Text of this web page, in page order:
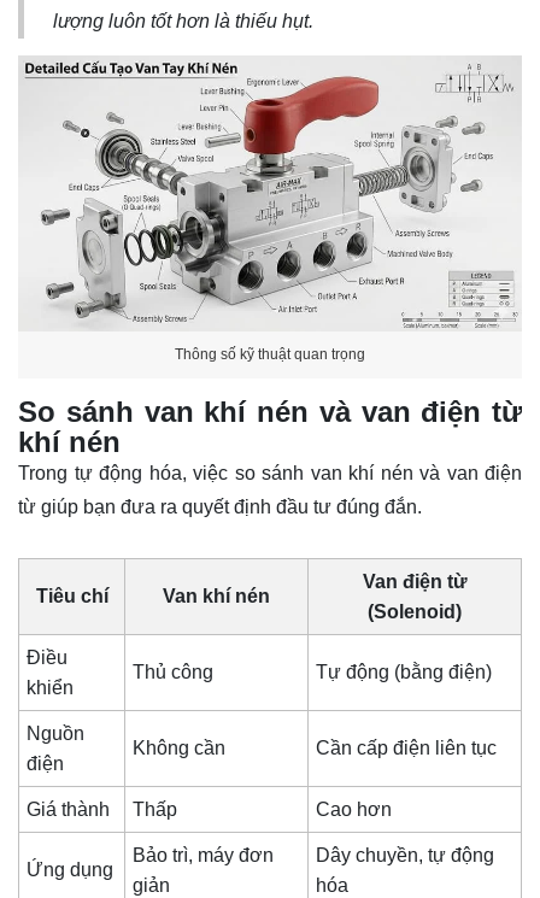
lượng luôn tốt hơn là thiếu hụt.
Thông số kỹ thuật quan trọng
So sánh van khí nén và van điện từ
khí nén
Trong tự động hóa, việc so sánh van khí nén và van điện
từ giúp bạn đưa ra quyết định đầu tư đúng đắn.
Tiêu chí Van khí nén
Van điện từ
(Solenoid)
Điều
khiển
Thủ công Tự động (bằng điện)
Nguồn
điện
Không cần Cần cấp điện liên tục
Giá thành Thấp Cao hơn
Ứng dụng
Bảo trì, máy đơn
giản
Dây chuyền, tự động
hóa